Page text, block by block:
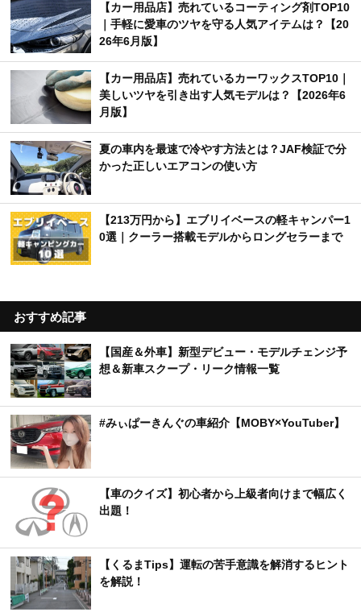
【カー用品店】売れているコーティング剤TOP10
｜手軽に愛車のツヤを守る人気アイテムは？【20
26年6月版】
【カー用品店】売れているカーワックスTOP10｜
美しいツヤを引き出す人気モデルは？【2026年6
月版】
夏の車内を最速で冷やす方法とは？JAF検証で分
かった正しいエアコンの使い方
【213万円から】エブリイベースの軽キャンパー1
0選｜クーラー搭載モデルからロングセラーまで
おすすめ記事
【国産＆外車】新型デビュー・モデルチェンジ予
想＆新車スクープ・リーク情報一覧
#みぃぱーきんぐの車紹介【MOBY×YouTuber】
【車のクイズ】初心者から上級者向けまで幅広く
出題！
【くるまTips】運転の苦手意識を解消するヒント
を解説！